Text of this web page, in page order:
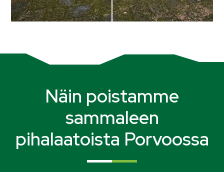
Näin poistamme
sammaleen
pihalaatoista Porvoossa